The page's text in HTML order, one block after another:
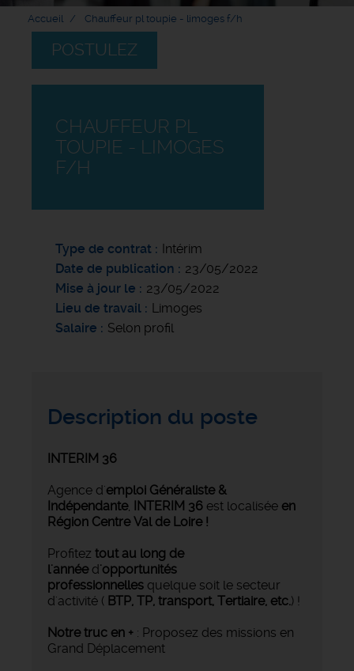
Accueil Chauffeur pl toupie - limoges f/h
POSTULEZ
CHAUFFEUR PL
TOUPIE - LIMOGES
F/H
Type de contrat
Intérim
Date de publication
23/05/2022
Mise à jour le
23/05/2022
Lieu de travail
Limoges
Salaire
Selon profil
Description du poste
INTERIM 36
Agence d'emploi Généraliste &
Indépendante, INTERIM 36 est localisée en
Région Centre Val de Loire !
Profitez tout au long de
l'annéed'opportunités
professionnelles quelque soit le secteur
d'activité ( BTP, TP, transport, Tertiaire, etc.) !
Notre truc en + : Proposez des missions en
Grand Déplacement